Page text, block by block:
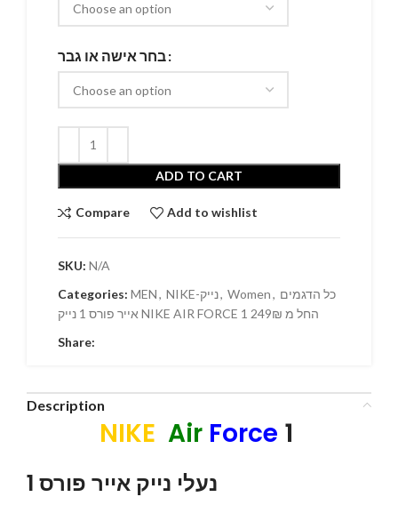
בחר אישה או גבר
ADD TO CART
Compare Add to wishlist
SKU: N/A
Categories: MEN, NIKE-נייק, Women, כל הדגמים
אייר פורס 1 נייק NIKE AIR FORCE 1 החל מ 249₪
Share:
Description
NIKE Air Force 1